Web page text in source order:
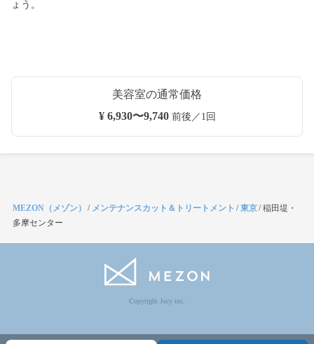
ょう。
美容室の通常価格
¥ 6,930〜9,740前後／1回
MEZON（メゾン） / メンテナンスカット＆トリートメント /東京/稲田堤・
多摩センター
Copyright Jocy inc.